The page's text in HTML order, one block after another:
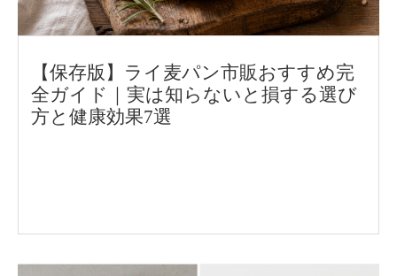
【保存版】ライ麦パン市販おすすめ完
全ガイド｜実は知らないと損する選び
方と健康効果7選